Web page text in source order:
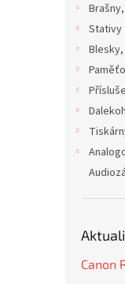
Stativy
Canon